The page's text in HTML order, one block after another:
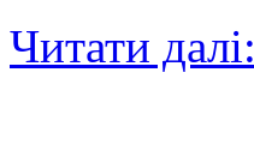
Читати